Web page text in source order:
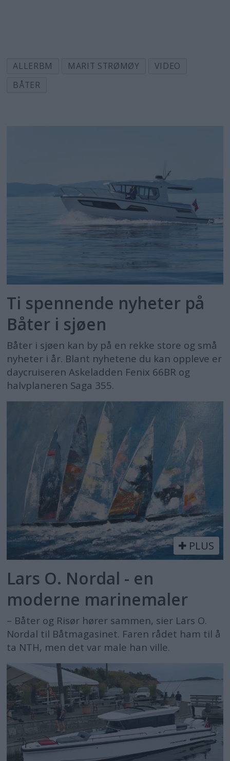
ALLERBM MARIT STRØMØY
VIDEO
BÅTER
Ti spennende nyheter på
Båter i sjøen
Båter i sjøen kan by på en rekke store og små
nyheter i år. Blant nyhetene du kan oppleve er
daycruiseren Askeladden Fenix 66BR og
halvplaneren Saga 355.
PLUS
Lars O. Nordal - en
moderne marinemaler
– Båter og Risør hører sammen, sier Lars O.
Nordal til Båtmagasinet. Faren rådet ham til å
ta NTH, men det var male han ville.